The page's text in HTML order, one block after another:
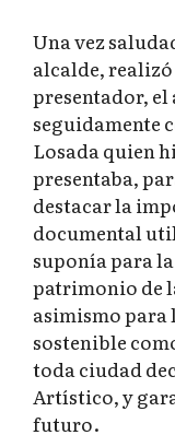
Una vez
alcalde, realizó
presentador, el
seguidamente
Losada quien
presentaba,
destacar la
documental
suponía para
patrimonio de
asimismo
sostenible
toda ciudad
Artístico, y
futuro.